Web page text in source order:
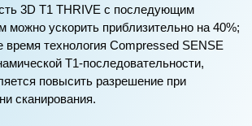
3D T1 THRIVE с последующим
можно ускорить приблизительно на 40%;
время технология Compressed SENSE
T1-последовательности,
повысить разрешение при
сканирования.